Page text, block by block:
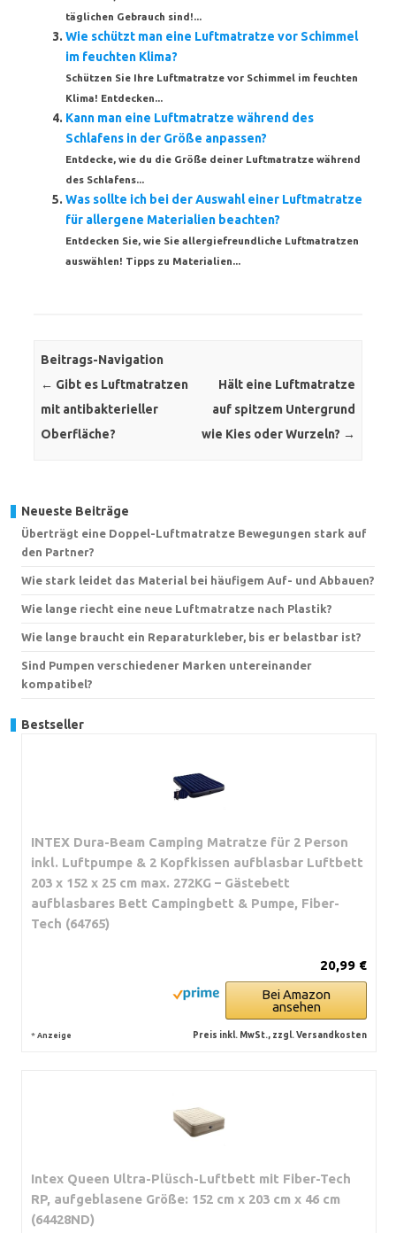
täglichen Gebrauch sind!...
Wie schützt man eine Luftmatratze vor Schimmel
im feuchten Klima?
Schützen Sie Ihre Luftmatratze vor Schimmel im feuchten
Klima! Entdecken...
Kann man eine Luftmatratze während des
Schlafens in der Größe anpassen?
Entdecke, wie du die Größe deiner Luftmatratze während
des Schlafens...
Was sollte ich bei der Auswahl einer Luftmatratze
für allergene Materialien beachten?
Entdecken Sie, wie Sie allergiefreundliche Luftmatratzen
auswählen! Tipps zu Materialien...
Beitrags-Navigation
← Gibt es Luftmatratzen
mit antibakterieller
Oberfläche?
Hält eine Luftmatratze
auf spitzem Untergrund
wie Kies oder Wurzeln? →
Neueste Beiträge
Überträgt eine Doppel-Luftmatratze Bewegungen stark auf
den Partner?
Wie stark leidet das Material bei häufigem Auf- und Abbauen?
Wie lange riecht eine neue Luftmatratze nach Plastik?
Wie lange braucht ein Reparaturkleber, bis er belastbar ist?
Sind Pumpen verschiedener Marken untereinander
kompatibel?
Bestseller
INTEX Dura-Beam Camping Matratze für 2 Person
inkl. Luftpumpe & 2 Kopfkissen aufblasbar Luftbett
203 x 152 x 25 cm max. 272KG – Gästebett
aufblasbares Bett Campingbett & Pumpe, Fiber-
Tech (64765)
20,99 €
Bei Amazon
ansehen
* Anzeige Preis inkl. MwSt., zzgl. Versandkosten
Intex Queen Ultra-Plüsch-Luftbett mit Fiber-Tech
RP, aufgeblasene Größe: 152 cm x 203 cm x 46 cm
(64428ND)